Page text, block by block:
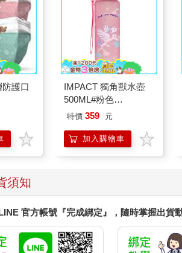
護口
IMPACT 獨角獸水壺
500ML#粉色
IM00B11PK
特價 359 元
加入購物車
須知
官方帳號『完成綁定』，隨時掌握出貨